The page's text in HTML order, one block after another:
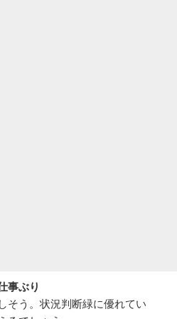
事ぶり
そう。状況判断緑に優れてい